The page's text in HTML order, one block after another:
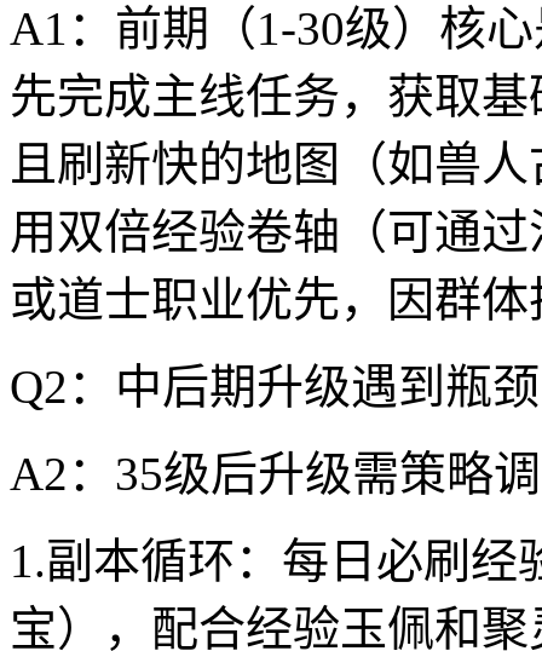
A1：前期（1-30级）核
先完成主线任务，获取
且刷新快的地图（如兽
用双倍经验卷轴（可通
或道士职业优先，因群
Q2：中后期升级遇到瓶
A2：35级后升级需策略
1.副本循环：每日必刷
宝），配合经验玉佩和